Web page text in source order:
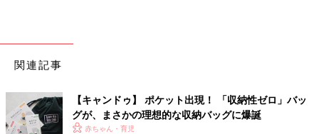
出典：Instagramアカウント「nao_tk703」
関連記事
【キャンドゥ】 ポケット出現！ 「収納性ゼロ」バッ
グが、まさかの理想的な収納バッグに爆誕
赤ちゃん・育児